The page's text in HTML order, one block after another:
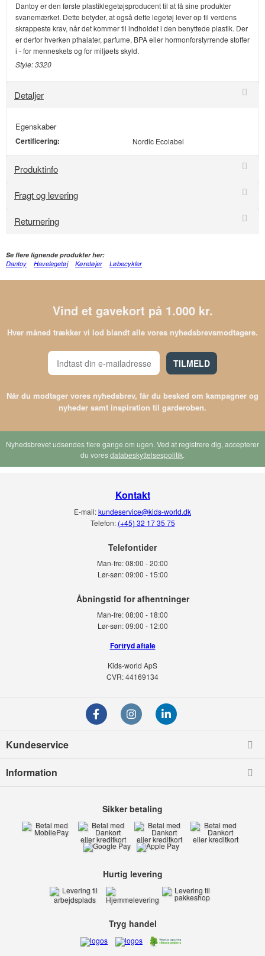
Dantoy er den første plastiklegetøjsproducent til at få sine produkter
svanemærket. Dette betyder, at også dette legetøj lever op til verdens
skrappeste krav, når det kommer til indholdet i den benyttede plastik. Der
er derfor hverken pthalater, parfume, BPA eller hormonforstyrrende stoffer
i - for menneskets og for miljøets skyld.
Style: 3320
Detaljer
Egenskaber
Certificering: Nordic Ecolabel
Produktinfo
Fragt og levering
Returnering
Se flere lignende produkter her:
Dantoy
Havelegetøj Køretøjer Løbecykler
Vind et gavekort på 1.000 kr.
Hver måned trækker vi lod blandt alle vores nyhedsbrevsmodtagere.
TILMELD
Når du modtager vores nyhedsbrev, får du besked om kampagner og
nyheder samt inspiration til garderoben.
Nyhedsbrevet udsendes flere gange om ugen. Ved at registrere dig, accepterer
du voresdatabeskyttelsespolitik.
Kontakt
E-mail:kundeservice@kids-world.dk
Telefon: (+45) 32 17 35 75
Telefontider
Man-fre:08:00 - 20:00
Lør-søn: 09:00 - 15:00
Man-fre:08:00 - 18:00
Lør-søn:09:00 - 12:00
Fortryd aftale
Kids-world ApS
CVR: 44169134
Kundeservice
Information
Sikker betaling
Hurtig levering
Tryg handel